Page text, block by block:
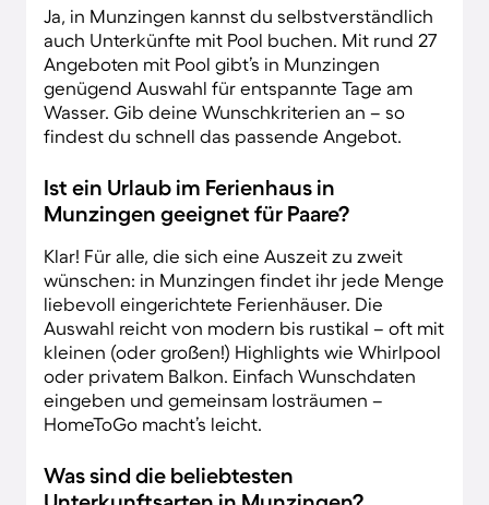
Ja, in Munzingen kannst du selbstverständlich
auch Unterkünfte mit Pool buchen. Mit rund 27
Angeboten mit Pool gibt’s in Munzingen
genügend Auswahl für entspannte Tage am
Wasser. Gib deine Wunschkriterien an – so
findest du schnell das passende Angebot.
Ist ein Urlaub im Ferienhaus in
Munzingen geeignet für Paare?
Klar! Für alle, die sich eine Auszeit zu zweit
wünschen: in Munzingen findet ihr jede Menge
liebevoll eingerichtete Ferienhäuser. Die
Auswahl reicht von modern bis rustikal – oft mit
kleinen (oder großen!) Highlights wie Whirlpool
oder privatem Balkon. Einfach Wunschdaten
eingeben und gemeinsam losträumen –
HomeToGo macht’s leicht.
Was sind die beliebtesten